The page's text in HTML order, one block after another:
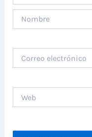
electrónico